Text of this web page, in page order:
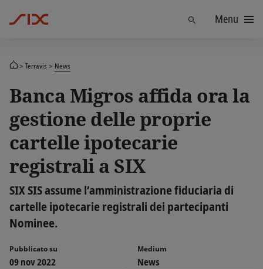
Menu
Terravis News
Banca Migros affida ora la
gestione delle proprie
cartelle ipotecarie
registrali a SIX
SIX SIS assume l’amministrazione fiduciaria di
cartelle ipotecarie registrali dei partecipanti
Nominee.
Pubblicato su
09 nov 2022
Medium
News